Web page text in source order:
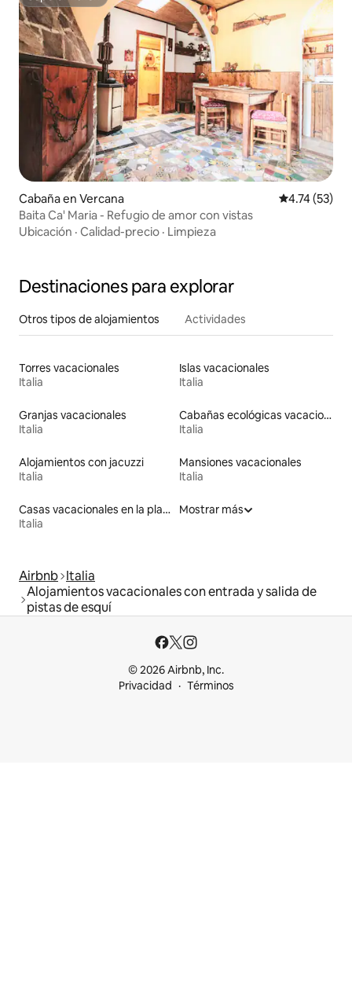
Cabaña en Vercana Calificación
4.74 (53)
Baita Ca' Maria - Refugio de amor con vistas
Ubicación · Calidad-precio · Limpieza
Destinaciones para explorar
Otros tipos de alojamientos Actividades
Torres vacacionales
Italia
Islas vacacionales
Italia
Granjas vacacionales
Italia
Cabañas ecológicas vacacionales
Italia
Alojamientos con jacuzzi
Italia
Mansiones vacacionales
Italia
Casas vacacionales en la playa
Italia
Mostrar más
Airbnb Italia
Alojamientos vacacionales con entrada y salida de
pistas de esquí
© 2026 Airbnb, Inc.
Privacidad
Términos